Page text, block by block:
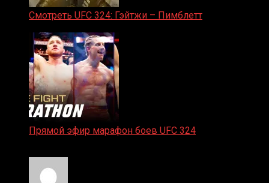
Смотреть UFC 324: Гэйтжи – Пимблетт
Прямой эфир марафон боев UFC 324